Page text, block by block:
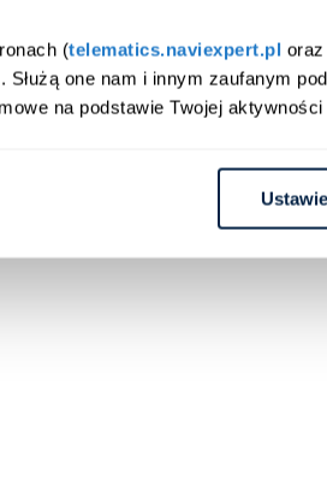
(telematics.naviexpert.pl oraz
Służą one nam i innym zaufanym
na podstawie Twojej